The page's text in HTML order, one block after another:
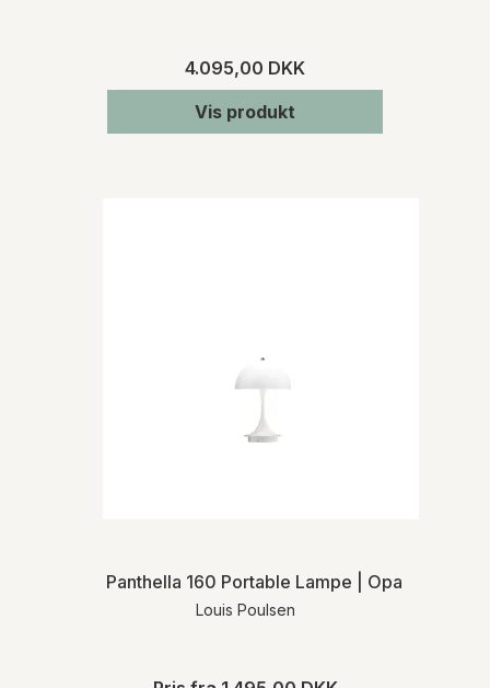
4.095,00 DKK
Vis produkt
Panthella 160 Portable Lampe | Opal
Louis Poulsen